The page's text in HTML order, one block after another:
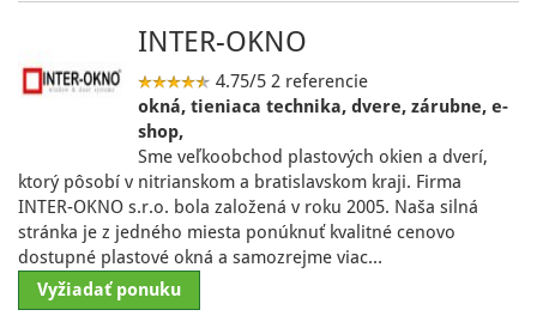
INTER-OKNO
4.75/5 2 referencie
okná, tieniaca technika, dvere, zárubne, e-
shop,
Sme veľkoobchod plastových okien a dverí,
ktorý pôsobí v nitrianskom a bratislavskom kraji. Firma
INTER-OKNO s.r.o. bola založená v roku 2005. Naša silná
stránka je z jedného miesta ponúknuť kvalitné cenovo
dostupné plastové okná a samozrejme viac…
Vyžiadať ponuku